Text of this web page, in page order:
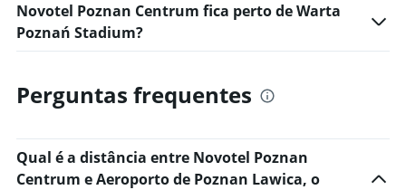
Novotel Poznan Centrum fica perto de Warta
Poznań Stadium?
Perguntas frequentes
Qual é a distância entre Novotel Poznan
Centrum e Aeroporto de Poznan Lawica, o